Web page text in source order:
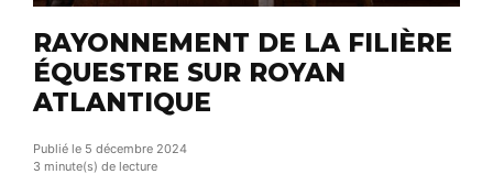
RAYONNEMENT DE LA FILIÈRE
ÉQUESTRE SUR ROYAN
ATLANTIQUE
Publié le 5 décembre 2024
3 minute(s) de lecture